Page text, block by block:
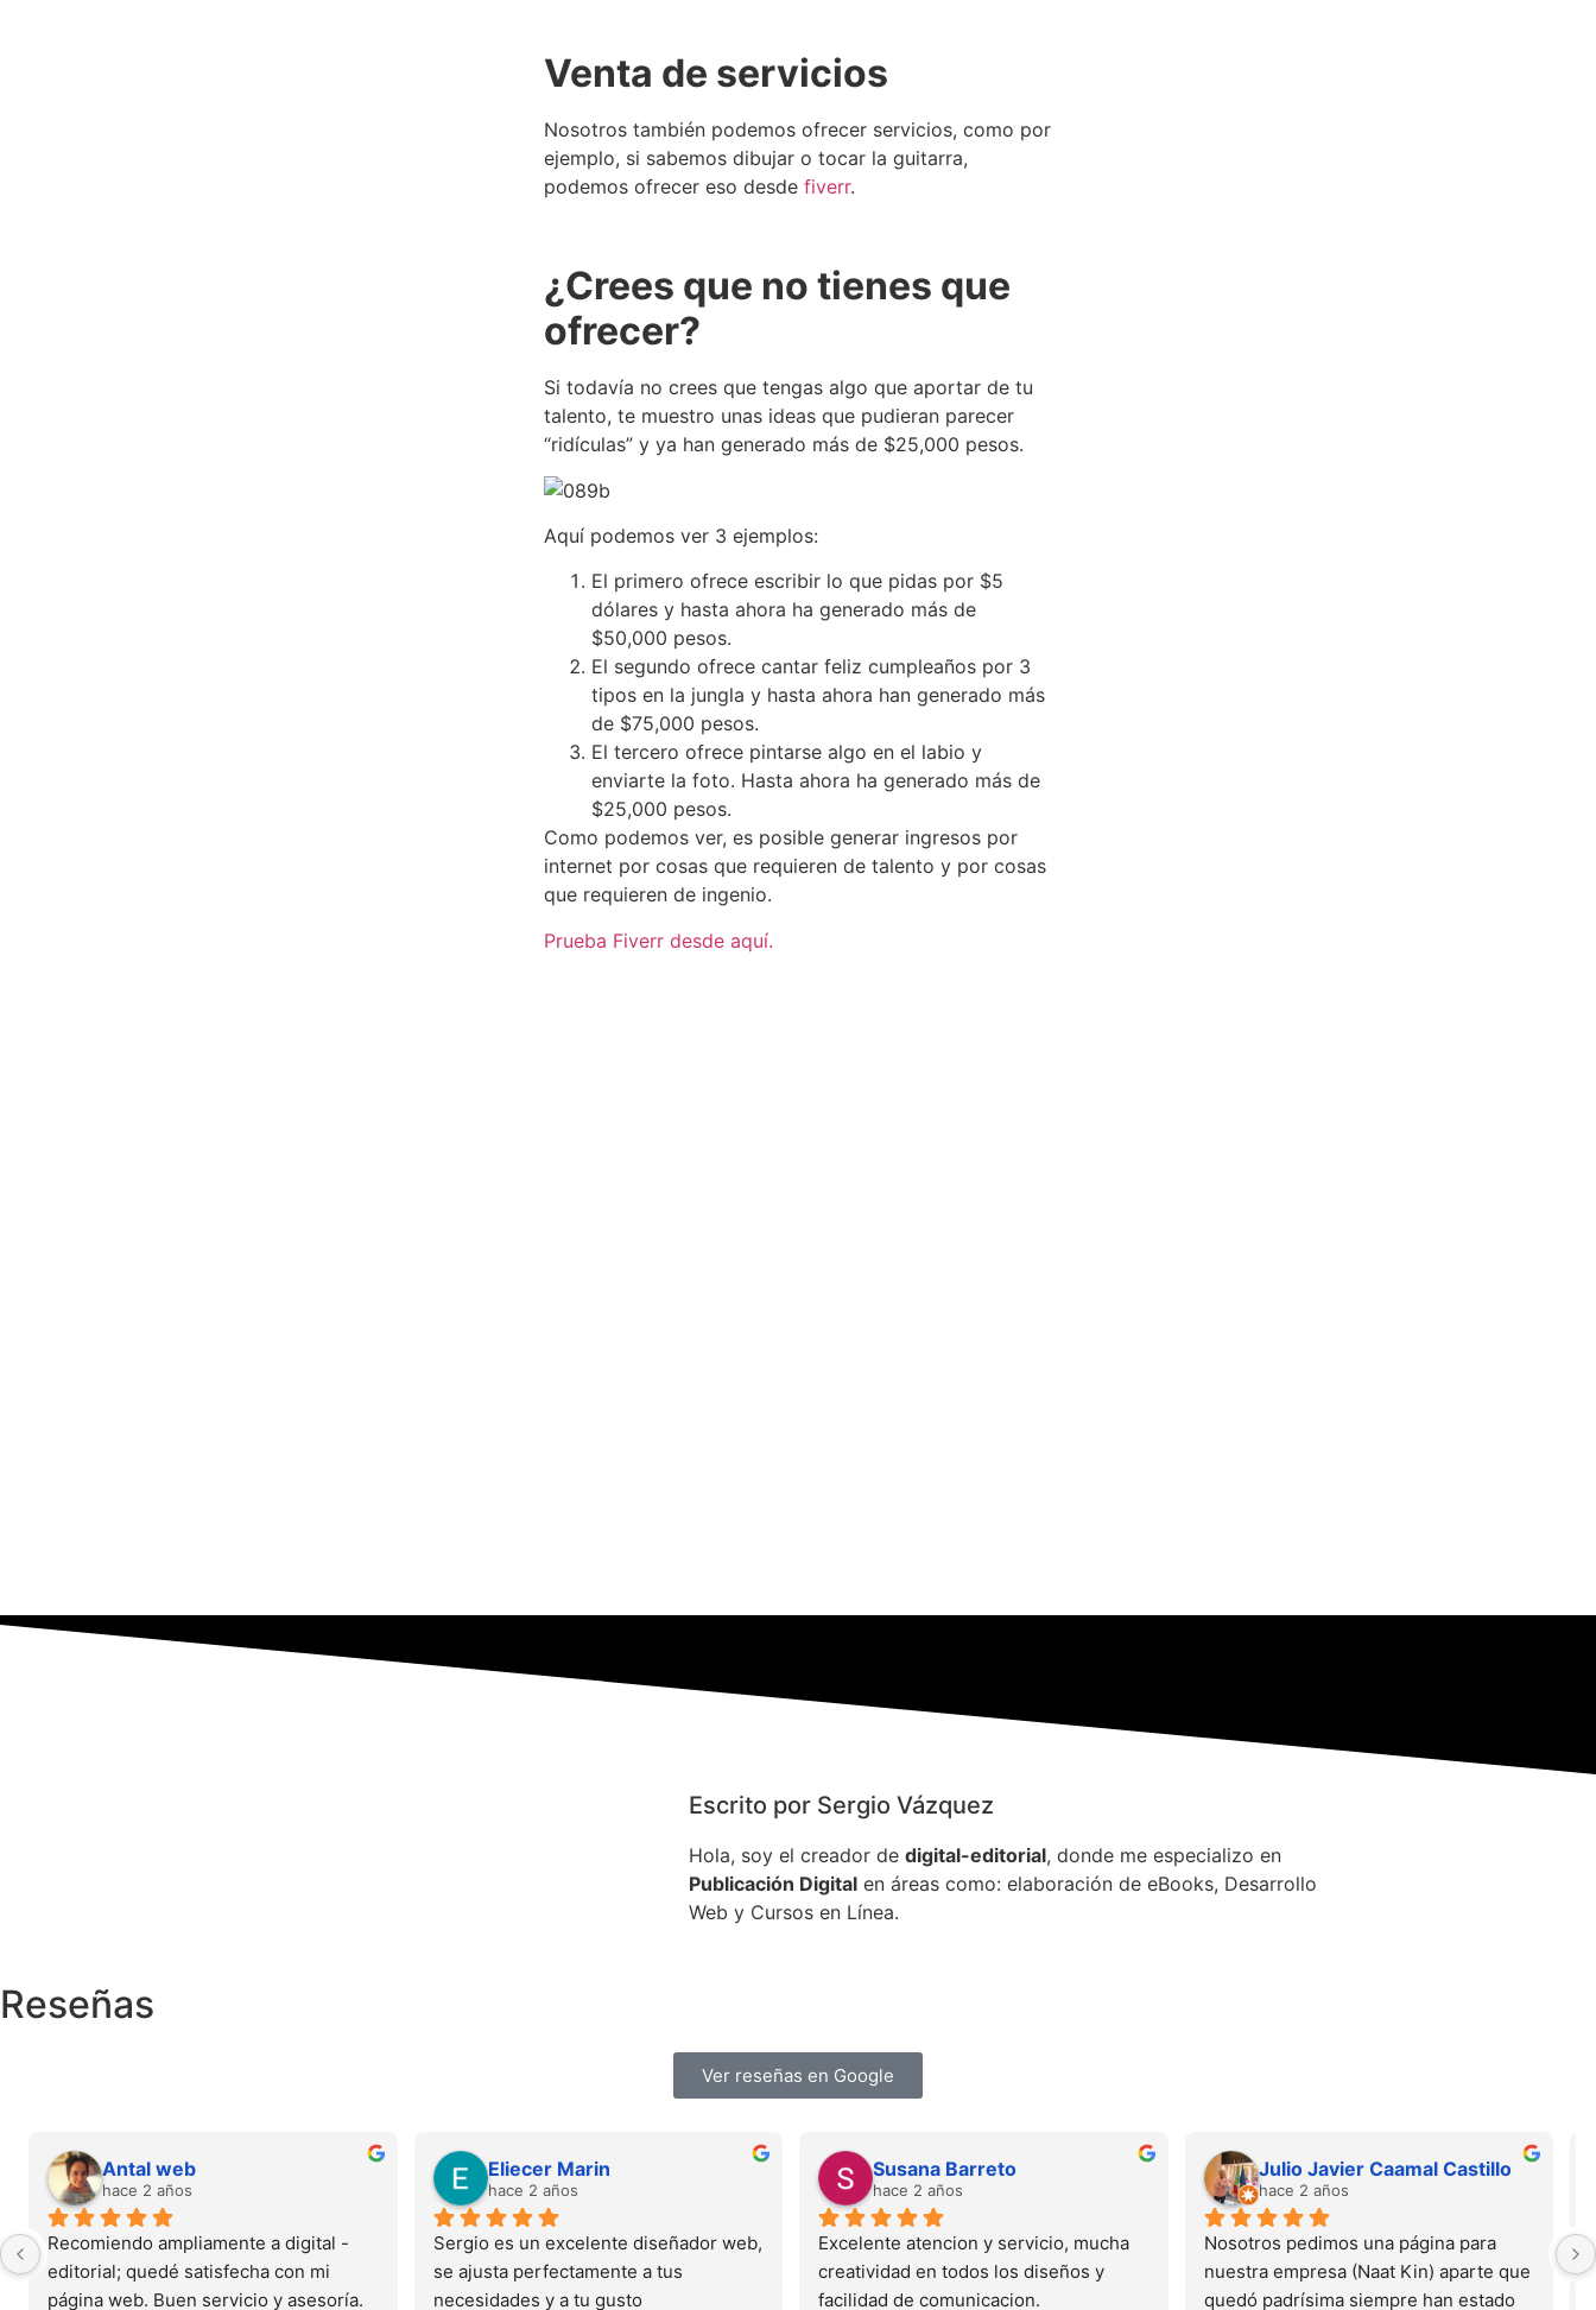
Venta de servicios
Nosotros también podemos ofrecer servicios, como por
ejemplo, si sabemos dibujar o tocar la guitarra,
podemos ofrecer eso desde fiverr.
¿Crees que no tienes que
ofrecer?
Si todavía no crees que tengas algo que aportar de tu
talento, te muestro unas ideas que pudieran parecer
“ridículas” y ya han generado más de $25,000 pesos.
Aquí podemos ver 3 ejemplos:
El primero ofrece escribir lo que pidas por $5
dólares y hasta ahora ha generado más de
$50,000 pesos.
El segundo ofrece cantar feliz cumpleaños por 3
tipos en la jungla y hasta ahora han generado más
de $75,000 pesos.
El tercero ofrece pintarse algo en el labio y
enviarte la foto. Hasta ahora ha generado más de
$25,000 pesos.
Como podemos ver, es posible generar ingresos por
internet por cosas que requieren de talento y por cosas
que requieren de ingenio.
Prueba Fiverr desde aquí.
Escrito por Sergio Vázquez
Hola, soy el creador de digital-editorial, donde me especializo en
Publicación Digital en áreas como: elaboración de eBooks, Desarrollo
Web y Cursos en Línea.
Reseñas
Ver reseñas en Google
Antal web
hace 2 años
Recomiendo ampliamente a digital -
editorial; quedé satisfecha con mi
página web. Buen servicio y asesoría.
Eliecer Marin
hace 2 años
Sergio es un excelente diseñador web,
se ajusta perfectamente a tus
necesidades y a tu gusto
Susana Barreto
hace 2 años
Excelente atencion y servicio, mucha
creatividad en todos los diseños y
facilidad de comunicacion.
Julio Javier Caamal Castillo
hace 2 años
Nosotros pedimos una página para
nuestra empresa (Naat Kin) aparte que
quedó padrísima siempre han estado